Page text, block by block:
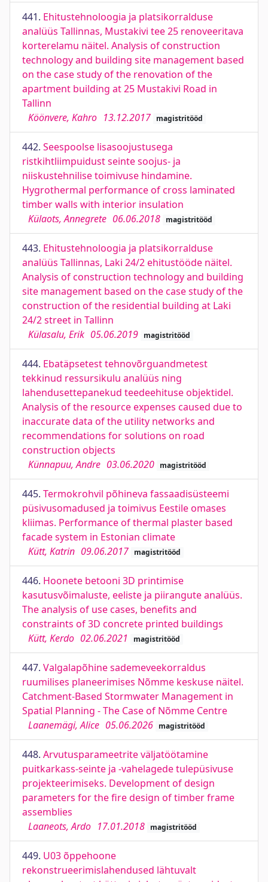
441. Ehitustehnoloogia ja platsikorralduse
analüüs Tallinnas, Mustakivi tee 25 renoveeritava
korterelamu näitel. Analysis of construction
technology and building site management based
on the case study of the renovation of the
apartment building at 25 Mustakivi Road in
Tallinn
Köönvere, Kahro 13.12.2017 magistritööd
442. Seespoolse lisasoojustusega
ristkihtliimpuidust seinte soojus- ja
niiskustehnilise toimivuse hindamine.
Hygrothermal performance of cross laminated
timber walls with interior insulation
Külaots, Annegrete 06.06.2018 magistritööd
443. Ehitustehnoloogia ja platsikorralduse
analüüs Tallinnas, Laki 24/2 ehitustööde näitel.
Analysis of construction technology and building
site management based on the case study of the
construction of the residential building at Laki
24/2 street in Tallinn
Külasalu, Erik 05.06.2019 magistritööd
444. Ebatäpsetest tehnovõrguandmetest
tekkinud ressursikulu analüüs ning
lahendusettepanekud teedeehituse objektidel.
Analysis of the resource expenses caused due to
inaccurate data of the utility networks and
recommendations for solutions on road
construction objects
Künnapuu, Andre 03.06.2020 magistritööd
445. Termokrohvil põhineva fassaadisüsteemi
püsivusomadused ja toimivus Eestile omases
kliimas. Performance of thermal plaster based
facade system in Estonian climate
Kütt, Katrin 09.06.2017 magistritööd
446. Hoonete betooni 3D printimise
kasutusvõimaluste, eeliste ja piirangute analüüs.
The analysis of use cases, benefits and
constraints of 3D concrete printed buildings
Kütt, Kerdo 02.06.2021 magistritööd
447. Valgalapõhine sademeveekorraldus
ruumilises planeerimises Nõmme keskuse näitel.
Catchment-Based Stormwater Management in
Spatial Planning - The Case of Nõmme Centre
Laanemägi, Alice 05.06.2026 magistritööd
448. Arvutusparameetrite väljatöötamine
puitkarkass-seinte ja -vahelagede tulepüsivuse
projekteerimiseks. Development of design
parameters for the fire design of timber frame
assemblies
Laaneots, Ardo 17.01.2018 magistritööd
449. U03 õppehoone
rekonstrueerimislahendused lähtuvalt